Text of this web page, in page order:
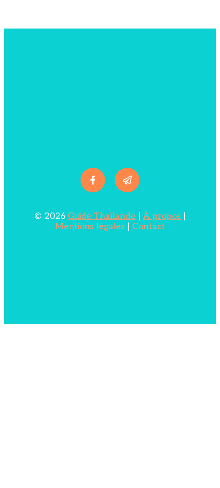
© 2026 Guide Thaïlande À propos
Mentions légales
Contact